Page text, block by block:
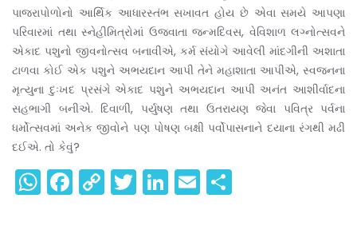
પાજરાપોળોનો આર્થિક આધારસ્તંભ સખાવત હોય છે એવા સમયે આપણા
પરિવારમાં તથા સ્નેહીમિત્રોમાં ઉજવાતા જન્મદિવસ, વેવિશાળ લગ્નોત્સવને
એકાદ પશુનો જીવનોત્સવ બનાવીએ, કર્મ સંયોગે આવેલી માંદગીની અશાતા
ટાળવા કોઈ એક પશુને અભયદાન આપી તેને મહાશાતા આપીએ, સ્વજનના
મૃત્યુના દુઃખદ પ્રસંગે એકાદ પશુને અભયદાન આપી અનંત આશીર્વાદના
સહભાગી બનીએ. દિવાળી, પર્યુષણ તથા ઉતરાયણ જેવા પવિત્ર પર્વના
ધર્મોત્સવમાં અનેક જીવોને પણ પોષણ બક્ષી પર્વોપાસનાને દયાના રંગથી મઢી
દઈએ. તો કેવું?
WhatsApp
Facebook
Copy
Link
Twitter
LinkedIn
Email